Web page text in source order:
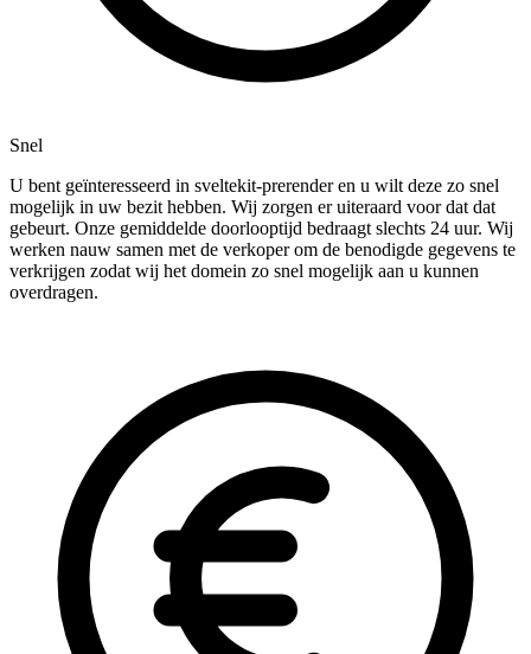
Snel
U bent geïnteresseerd in sveltekit-prerender en u wilt deze zo snel
mogelijk in uw bezit hebben. Wij zorgen er uiteraard voor dat dat
gebeurt. Onze gemiddelde doorlooptijd bedraagt slechts 24 uur. Wij
werken nauw samen met de verkoper om de benodigde gegevens te
verkrijgen zodat wij het domein zo snel mogelijk aan u kunnen
overdragen.